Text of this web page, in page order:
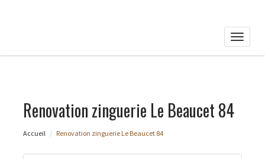
Toggle
Renovation zinguerie Le Beaucet 84
Accueil Renovation zinguerie Le Beaucet 84